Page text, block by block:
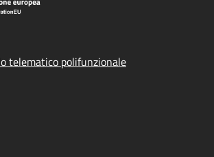
telematico polifunzionale